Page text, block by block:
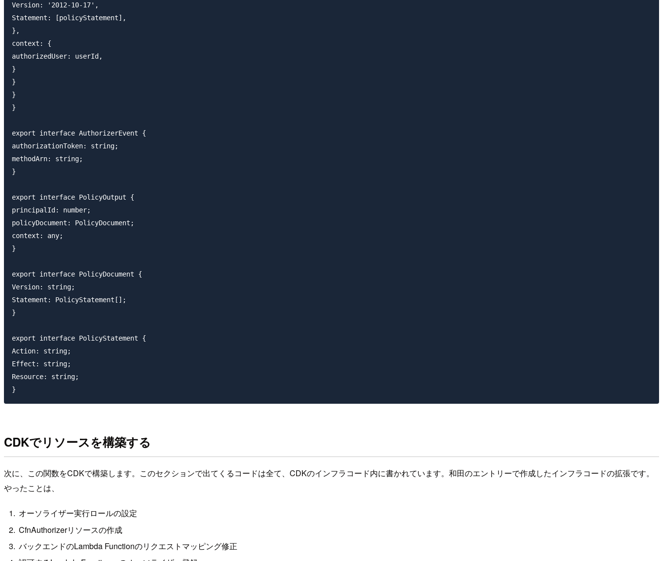
Version: '2012-10-17',
Statement: [policyStatement],
},
context: {
authorizedUser: userId,
}
}
}
}
export interface AuthorizerEvent {
authorizationToken: string;
methodArn: string;
}
export interface PolicyOutput {
principalId: number;
policyDocument: PolicyDocument;
context: any;
}
export interface PolicyDocument {
Version: string;
Statement: PolicyStatement[];
}
export interface PolicyStatement {
Action: string;
Effect: string;
Resource: string;
CDKでリソースを構築する
次に、この関数をCDKで構築します。このセクションで出てくるコードは全て、CDKのインフラコード内に書かれています。和田のエントリーで作成したインフラコードの拡張です。
やったことは、
オーソライザー実行ロールの設定
CfnAuthorizerリソースの作成
バックエンドのLambda Functionのリクエストマッピング修正